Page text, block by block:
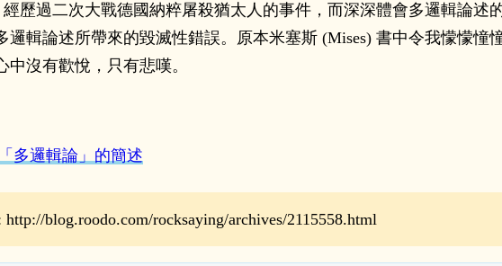
經歷過二次大戰德國納粹屠殺猶太人的事件，而深深體會多邏輯論述
邏輯論述所帶來的毀滅性錯誤。原本米塞斯 (Mises) 書中令我懞懞憧
沒有歡悅，只有悲嘆。
多邏輯論」的簡述
blog.roodo.com/rocksaying/archives/2115558.html